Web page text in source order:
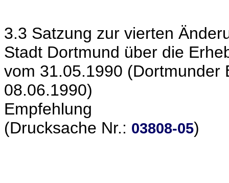
3.3 Satzung zur vierten
Stadt Dortmund über die
vom 31.05.1990 (Dortmunder
08.06.1990)
Empfehlung
(Drucksache Nr.: 03808-05)